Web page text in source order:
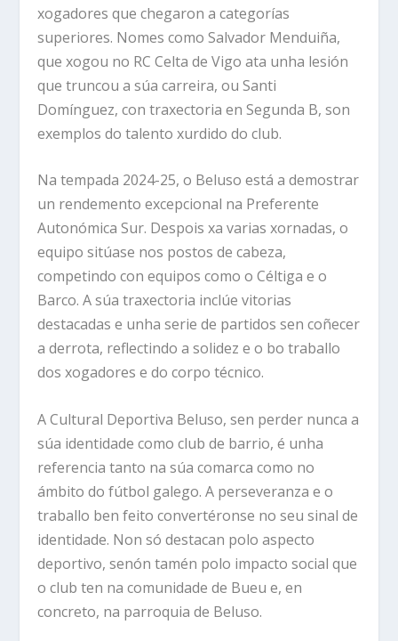
xogadores que chegaron a categorías
superiores. Nomes como Salvador Menduiña,
que xogou no RC Celta de Vigo ata unha lesión
que truncou a súa carreira, ou Santi
Domínguez, con traxectoria en Segunda B, son
exemplos do talento xurdido do club.
Na tempada 2024-25, o Beluso está a demostrar
un rendemento excepcional na Preferente
Autonómica Sur. Despois xa varias xornadas, o
equipo sitúase nos postos de cabeza,
competindo con equipos como o Céltiga e o
Barco. A súa traxectoria inclúe vitorias
destacadas e unha serie de partidos sen coñecer
a derrota, reflectindo a solidez e o bo traballo
dos xogadores e do corpo técnico.
A Cultural Deportiva Beluso, sen perder nunca a
súa identidade como club de barrio, é unha
referencia tanto na súa comarca como no
ámbito do fútbol galego. A perseveranza e o
traballo ben feito convertéronse no seu sinal de
identidade. Non só destacan polo aspecto
deportivo, senón tamén polo impacto social que
o club ten na comunidade de Bueu e, en
concreto, na parroquia de Beluso.